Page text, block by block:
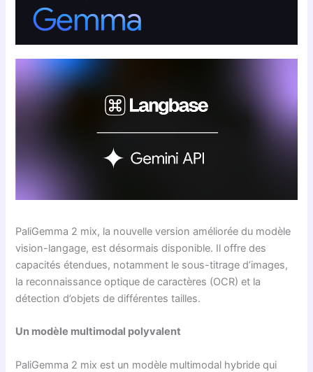
PaliGemma 2 mix, la nouvelle version améliorée du modèle
vision-langage, est désormais disponible. Il offre des
capacités étendues, notamment le sous-titrage d’images,
la reconnaissance optique de caractères (OCR) et la
détection d’objets de différentes tailles.
Un modèle multimodal polyvalent
PaliGemma 2 mix est un modèle multimodal hybride qui